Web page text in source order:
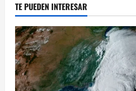
TE PUEDEN INTERESAR